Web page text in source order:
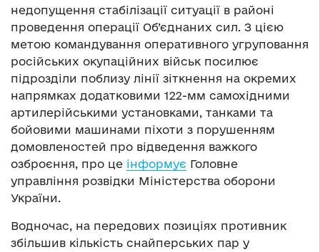
недопущення стабілізації ситуації в районі
проведення операції Об’єднаних сил. З цією
метою командування оперативного угруповання
російських окупаційних військ посилює
підрозділи поблизу лінії зіткнення на окремих
напрямках додатковими 122-мм самохідними
артилерійськими установками, танками та
бойовими машинами піхоти з порушенням
домовленостей про відведення важкого
озброєння, про це інформує Головне
управління розвідки Міністерства оборони
України.
Водночас, на передових позиціях противник
збільшив кількість снайперських пар у